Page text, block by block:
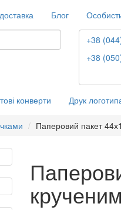
Блог
+38
+38
конверти Друк
Паперовий пакет